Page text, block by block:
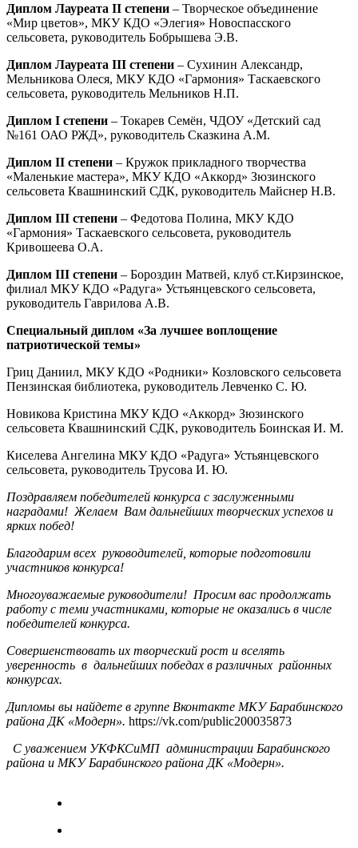
Диплом Лауреата II степени – Творческое объединение
«Мир цветов», МКУ КДО «Элегия» Новоспасского
сельсовета, руководитель Бобрышева Э.В.
Диплом Лауреата III степени – Сухинин Александр,
Мельникова Олеся, МКУ КДО «Гармония» Таскаевского
сельсовета, руководитель Мельников Н.П.
Диплом I степени – Токарев Семён, ЧДОУ «Детский сад
№161 ОАО РЖД», руководитель Сказкина А.М.
Диплом II степени – Кружок прикладного творчества
«Маленькие мастера», МКУ КДО «Аккорд» Зюзинского
сельсовета Квашнинский СДК, руководитель Майснер Н.В.
Диплом III степени – Федотова Полина, МКУ КДО
«Гармония» Таскаевского сельсовета, руководитель
Кривошеева О.А.
Диплом III степени – Бороздин Матвей, клуб ст.Кирзинское,
филиал МКУ КДО «Радуга» Устьянцевского сельсовета,
руководитель Гаврилова А.В.
Специальный диплом «За лучшее воплощение
патриотической темы»
Гриц Даниил, МКУ КДО «Родники» Козловского сельсовета
Пензинская библиотека, руководитель Левченко С. Ю.
Новикова Кристина МКУ КДО «Аккорд» Зюзинского
сельсовета Квашнинский СДК, руководитель Боинская И. М.
Киселева Ангелина МКУ КДО «Радуга» Устьянцевского
сельсовета, руководитель Трусова И. Ю.
Поздравляем победителей конкурса с заслуженными
наградами! Желаем Вам дальнейших творческих успехов и
ярких побед!
Благодарим всех руководителей, которые подготовили
участников конкурса!
Многоуважаемые руководители! Просим вас продолжать
работу с теми участниками, которые не оказались в числе
победителей конкурса.
Совершенствовать их творческий рост и вселять
уверенность в дальнейших победах в различных районных
конкурсах.
Дипломы вы найдете в группе Вконтакте МКУ Барабинского
района ДК «Модерн». https://vk.com/public200035873
С уважением УКФКСиМП администрации Барабинского
района и МКУ Барабинского района ДК «Модерн».